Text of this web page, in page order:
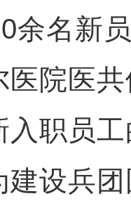
名新员
医院医
职员工
建设兵